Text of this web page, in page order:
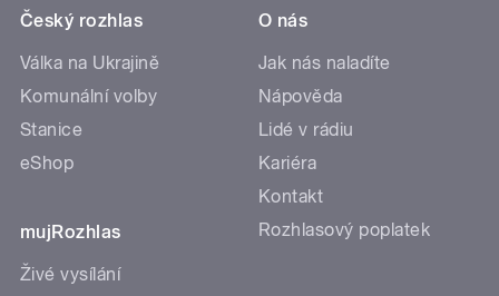
Český rozhlas
Válka na Ukrajině
Komunální volby
Stanice
eShop
mujRozhlas
Živé vysílání
O nás
Jak nás naladíte
Nápověda
Lidé v rádiu
Kariéra
Kontakt
Rozhlasový poplatek